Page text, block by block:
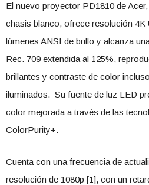
El nuevo proyector PD1810 de
chasis blanco, ofrece resolución 4K
lúmenes ANSI de brillo y alcanza
Rec. 709 extendida al 125%,
brillantes y contraste de color
iluminados. Su fuente de luz LED
color mejorada a través de las
ColorPurity+.
Cuenta con una frecuencia de
resolución de 1080p [1], con un